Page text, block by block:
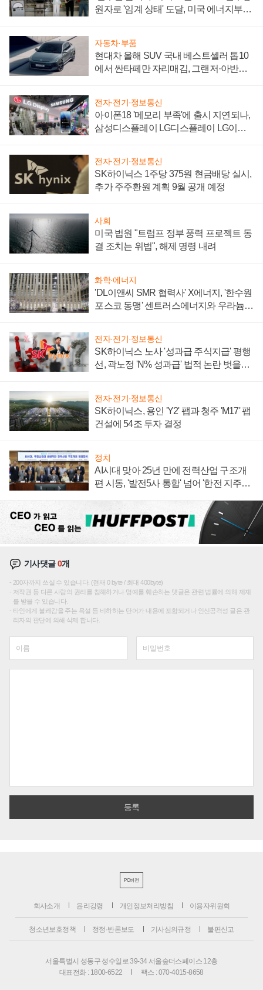
원자로 '임계 상태' 도달, 미국 에너지부
자동차·부품
현대차 올해 SUV 국내 베스트셀러 톱10
에서 싼타페만 자리매김, 그랜저·아반떼
전자·전기·정보통신
아이폰18 '메모리 부족'에 출시 지연되나,
삼성디스플레이 LG디스플레이 LG이노
전자·전기·정보통신
SK하이닉스 1주당 375원 현금배당 실시,
추가 주주환원 계획 9월 공개 예정
사회
미국 법원 "트럼프 정부 풍력 프로젝트 동
결 조치는 위법", 해제 명령 내려
화학·에너지
'DL이앤씨 SMR 협력사' X에너지, '한수원
포스코 동맹' 센트러스에너지와 우라늄
전자·전기·정보통신
SK하이닉스 노사 '성과급 주식지급' 평행
선, 곽노정 'N% 성과급' 법적 논란 벗을지
전자·전기·정보통신
SK하이닉스, 용인 'Y2' 팹과 청주 'M17' 팹
건설에 54조 투자 결정
정치
AI시대 맞아 25년 만에 전력산업 구조개
편 시동, '발전5사 통합' 넘어 '한전 지주사'
기사댓글0개
200자까지 쓰실 수 있습니다. (현재 0 byte / 최대 400byte)
저작권 등 다른 사람의 권리를 침해하거나 명예를 훼손하는 댓글은 관련 법률에 의해 제재
를 받을 수 있습니다.
타인에게 불쾌감을 주는 욕설 등 비하하는 단어가 내용에 포함되거나 인신공격성 글은 관
리자의 판단에 의해 삭제 합니다.
PC버전
회사소개 윤리강령 개인정보처리방침 이용자위원회
청소년보호정책 정정·반론보도 기사심의규정 불편신고
서울특별시 성동구 성수일로 39-34 서울숲더스페이스 12층
대표전화 : 1800-6522
팩스 : 070-4015-8658